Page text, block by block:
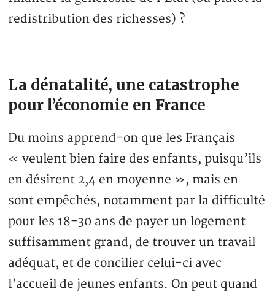
redistribution des richesses) ?
La dénatalité, une catastrophe
pour l’économie en France
Du moins apprend-on que les Français
« veulent bien faire des enfants, puisqu’ils
en désirent 2,4 en moyenne », mais en
sont empêchés, notamment par la difficulté
pour les 18-30 ans de payer un logement
suffisamment grand, de trouver un travail
adéquat, et de concilier celui-ci avec
l’accueil de jeunes enfants. On peut quand